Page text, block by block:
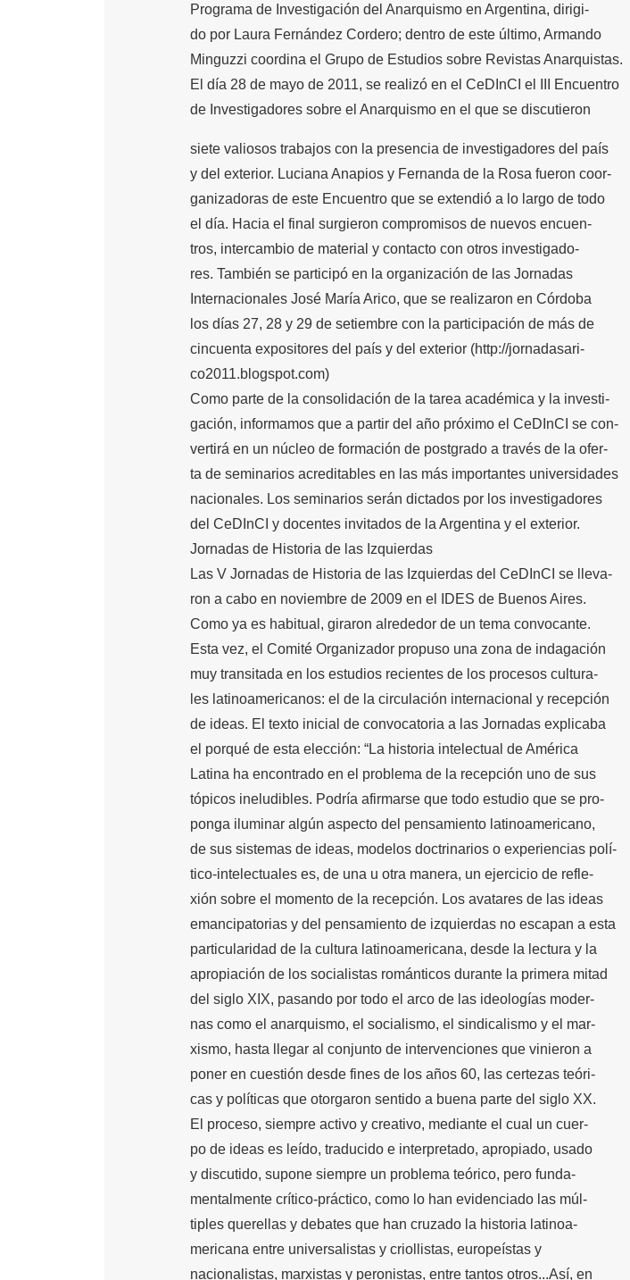
Programa de Investigación del Anarquismo en Argentina, dirigi-
do por Laura Fernández Cordero; dentro de este último, Armando
Minguzzi coordina el Grupo de Estudios sobre Revistas Anarquistas.
El día 28 de mayo de 2011, se realizó en el CeDInCI el III Encuentro
de Investigadores sobre el Anarquismo en el que se discutieron
siete valiosos trabajos con la presencia de investigadores del país
y del exterior. Luciana Anapios y Fernanda de la Rosa fueron coor-
ganizadoras de este Encuentro que se extendió a lo largo de todo
el día. Hacia el final surgieron compromisos de nuevos encuen-
tros, intercambio de material y contacto con otros investigado-
res. También se participó en la organización de las Jornadas
Internacionales José María Arico, que se realizaron en Córdoba
los días 27, 28 y 29 de setiembre con la participación de más de
cincuenta expositores del país y del exterior (http://jornadasari-
co2011.blogspot.com)
Como parte de la consolidación de la tarea académica y la investi-
gación, informamos que a partir del año próximo el CeDInCI se con-
vertirá en un núcleo de formación de postgrado a través de la ofer-
ta de seminarios acreditables en las más importantes universidades
nacionales. Los seminarios serán dictados por los investigadores
del CeDInCI y docentes invitados de la Argentina y el exterior.
Jornadas de Historia de las Izquierdas
Las V Jornadas de Historia de las Izquierdas del CeDInCI se lleva-
ron a cabo en noviembre de 2009 en el IDES de Buenos Aires.
Como ya es habitual, giraron alrededor de un tema convocante.
Esta vez, el Comité Organizador propuso una zona de indagación
muy transitada en los estudios recientes de los procesos cultura-
les latinoamericanos: el de la circulación internacional y recepción
de ideas. El texto inicial de convocatoria a las Jornadas explicaba
el porqué de esta elección: “La historia intelectual de América
Latina ha encontrado en el problema de la recepción uno de sus
tópicos ineludibles. Podría afirmarse que todo estudio que se pro-
ponga iluminar algún aspecto del pensamiento latinoamericano,
de sus sistemas de ideas, modelos doctrinarios o experiencias polí-
tico-intelectuales es, de una u otra manera, un ejercicio de refle-
xión sobre el momento de la recepción. Los avatares de las ideas
emancipatorias y del pensamiento de izquierdas no escapan a esta
particularidad de la cultura latinoamericana, desde la lectura y la
apropiación de los socialistas románticos durante la primera mitad
del siglo XIX, pasando por todo el arco de las ideologías moder-
nas como el anarquismo, el socialismo, el sindicalismo y el mar-
xismo, hasta llegar al conjunto de intervenciones que vinieron a
poner en cuestión desde fines de los años 60, las certezas teóri-
cas y políticas que otorgaron sentido a buena parte del siglo XX.
El proceso, siempre activo y creativo, mediante el cual un cuer-
po de ideas es leído, traducido e interpretado, apropiado, usado
y discutido, supone siempre un problema teórico, pero funda-
mentalmente crítico-práctico, como lo han evidenciado las múl-
tiples querellas y debates que han cruzado la historia latinoa-
mericana entre universalistas y criollistas, europeístas y
nacionalistas, marxistas y peronistas, entre tantos otros...Así, en